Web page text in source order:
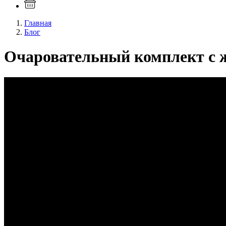
Главная
Блог
Очаровательный комплект с